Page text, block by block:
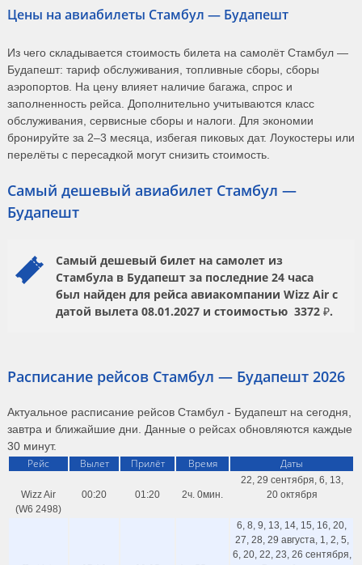
Цены на авиабилеты Стамбул — Будапешт
Из чего складывается стоимость билета на самолёт Стамбул —
Будапешт: тариф обслуживания, топливные сборы, сборы
аэропортов. На цену влияет наличие багажа, спрос и
заполненность рейса. Дополнительно учитываются класс
обслуживания, сервисные сборы и налоги. Для экономии
бронируйте за 2–3 месяца, избегая пиковых дат. Лоукостеры или
перелёты с пересадкой могут снизить стоимость.
Самый дешевый авиабилет Стамбул —
Будапешт
Самый дешевый билет на самолет из
Стамбула в Будапешт за последние 24 часа
был найден для рейса авиакомпании Wizz Air с
датой вылета 08.01.2027 и стоимостью 3372 ₽.
Расписание рейсов Стамбул — Будапешт 2026
Актуальное расписание рейсов Стамбул - Будапешт на сегодня,
завтра и ближайшие дни. Данные о рейсах обновляются каждые
30 минут.
Рейс Вылет Прилёт Время Даты
Wizz Air
(W6 2498)
00:20 01:20 2ч. 0мин.
22, 29 сентября, 6, 13,
20 октября
6, 8, 9, 13, 14, 15, 16, 20,
27, 28, 29 августа, 1, 2, 5,
6, 20, 22, 23, 26 сентября,